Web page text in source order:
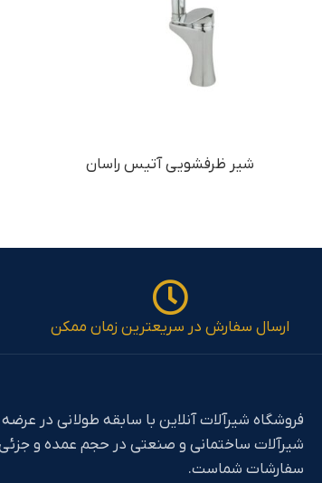
شیر ظرفشویی آتیس راسان
ارسال سفارش در سریعترین زمان ممکن
فروشگاه شیرآلات آنلاین با سابقه طولانی در
شیرآلات ساختمانی و صنعتی در حجم عمده و جزئی
سفارشات شماست.